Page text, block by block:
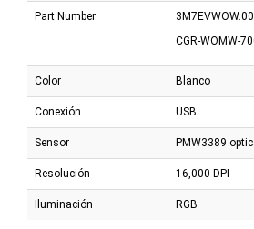
Part Number
CGR-WOMW-
Color Blanco
Conexión USB
Sensor PMW3389
Resolución 16,000 DPI
Iluminación RGB